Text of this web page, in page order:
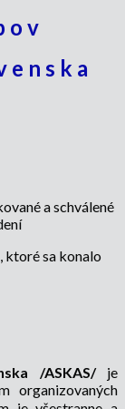
o v
e n s k a
a schválené
ktoré sa konalo
/ASKAS/je
organizovaných